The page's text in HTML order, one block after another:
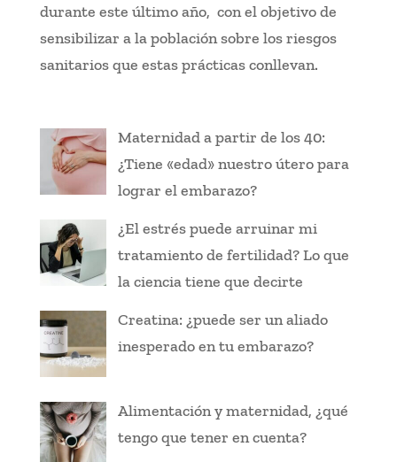
durante este último año, con el objetivo de
sensibilizar a la población sobre los riesgos
sanitarios que estas prácticas conllevan.
Maternidad a partir de los 40:
¿Tiene «edad» nuestro útero para
lograr el embarazo?
¿El estrés puede arruinar mi
tratamiento de fertilidad? Lo que
la ciencia tiene que decirte
Creatina: ¿puede ser un aliado
inesperado en tu embarazo?
Alimentación y maternidad, ¿qué
tengo que tener en cuenta?